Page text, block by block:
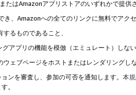
たはAmazonアプリストアのいずれかで提供
き、Amazonへの全てのリンクに無料でアク
るものであること、
アプリの機能を模倣（エミュレート）しな
ウェブページをホストまたはレンダリングし
ンを審査し、参加の可否を通知します。 本
。